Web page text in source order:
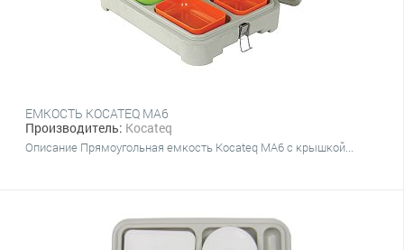
ЕМКОСТЬ KOCATEQ MA6
Производитель: Kocateq
Описание Прямоугольная емкость Kocateq MA6 с крышкой...